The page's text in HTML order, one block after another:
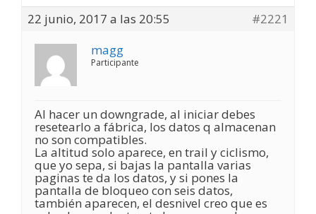
22 junio, 2017 a las 20:55
#2221
magg
Participante
Al hacer un downgrade, al iniciar debes
resetearlo a fábrica, los datos q almacenan
no son compatibles.
La altitud solo aparece, en trail y ciclismo,
que yo sepa, si bajas la pantalla varias
paginas te da los datos, y si pones la
pantalla de bloqueo con seis datos,
también aparecen, el desnivel creo que es